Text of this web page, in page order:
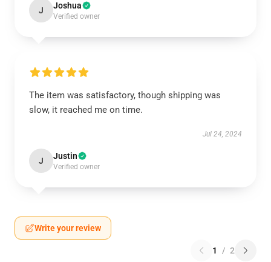
J Joshua
Verified owner
The item was satisfactory, though shipping was
slow, it reached me on time.
Jul 24, 2024
J Justin
Verified owner
Write your review
1 / 2